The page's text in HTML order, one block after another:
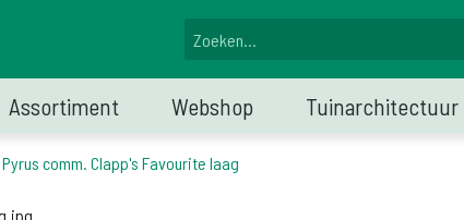
Assortiment Webshop Tuinarchitectuur
Pyrus comm. Clapp's Favourite laag